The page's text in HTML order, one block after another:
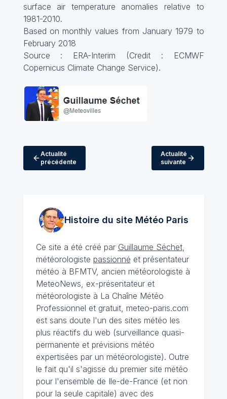
surface air temperature anomalies relative to
1981-2010.
Based on monthly values from January 1979 to
February 2018
Source : ERA-Interim (Credit : ECMWF
Copernicus Climate Change Service).
Actualité
précédente
Actualité
suivante
Histoire du site MétéoParis
Ce site a été créé par Guillaume Séchet,
météorologiste passionné et présentateur
météo à BFMTV, ancien météorologiste à
MeteoNews, ex-présentateur et
météorologiste à La Chaîne Météo
Professionnel et gratuit, meteo-paris.com
est sans doute l'un des sites météo les
plus réactifs du web (surveillance quasi-
permanente et prévisions météo
expertisées par un météorologiste). Outre
le fait qu'il s'agisse du premier site météo
pour l'ensemble de Ile-de-France (et non
pour la seule capitale) avec des